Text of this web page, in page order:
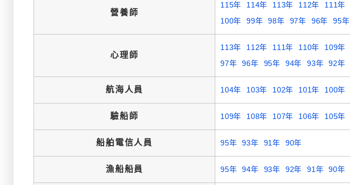
營養師
115年 114年 113年 112年 111年
100年
99年 98年 97年 96年 95年
心理師
113年 112年 111年 110年 109年
97年
96年 95年 94年 93年 92年
航海人員 104年 103年 102年 101年 100年
驗船師 109年 108年 107年 106年 105年
船舶電信人員 95年 93年 91年 90年
漁船船員 95年 94年 93年 92年 91年 90年